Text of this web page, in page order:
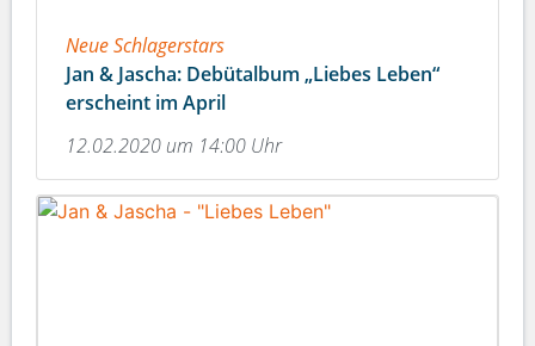
Neue Schlagerstars
Jan & Jascha: Debütalbum „Liebes Leben“
erscheint im April
12.02.2020 um 14:00 Uhr